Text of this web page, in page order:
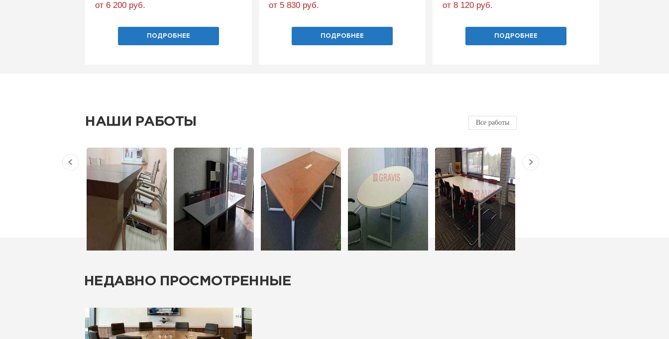
от 6 200 руб.
ПОДРОБНЕЕ
от 5 830 руб.
ПОДРОБНЕЕ
от 8 120 руб.
ПОДРОБНЕЕ
НАШИ РАБОТЫ Все работы
НЕДАВНО ПРОСМОТРЕННЫЕ